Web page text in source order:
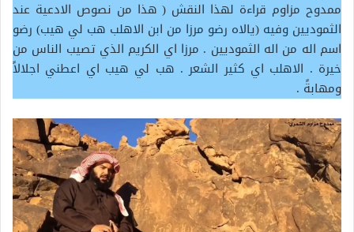
ممدوح مزاوم قراءة لهذا النقش ( هذا من نصوص الادعية عند
الثموديين وفيه (يالاه رضو مرزا من ابن الاهلب هب لي هيب) رضو
اسم اله من اله الثموديين . مرزا اي الكريم الذي تصيب الناس من
خيرة . الاهلب اي كثير الشعر . هب لي هيب اي اعطني اجلالاً
ومهابةً .